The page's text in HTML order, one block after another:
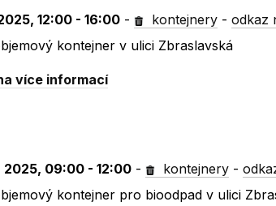
2025, 12:00 - 16:00 - kontejnery -odkaz
kontejner v ulici Zbraslavská
více informací
2025, 09:00 - 12:00 - kontejnery -
kontejner pro bioodpad v ulici